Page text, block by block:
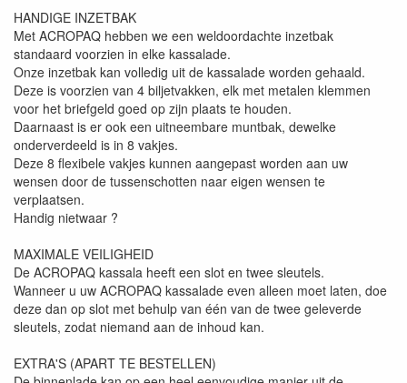
HANDIGE INZETBAK
Met ACROPAQ hebben we een weldoordachte inzetbak
standaard voorzien in elke kassalade.
Onze inzetbak kan volledig uit de kassalade worden gehaald.
Deze is voorzien van 4 biljetvakken, elk met metalen klemmen
voor het briefgeld goed op zijn plaats te houden.
Daarnaast is er ook een uitneembare muntbak, dewelke
onderverdeeld is in 8 vakjes.
Deze 8 flexibele vakjes kunnen aangepast worden aan uw
wensen door de tussenschotten naar eigen wensen te
verplaatsen.
Handig nietwaar ?
MAXIMALE VEILIGHEID
De ACROPAQ kassala heeft een slot en twee sleutels.
Wanneer u uw ACROPAQ kassalade even alleen moet laten, doe
deze dan op slot met behulp van één van de twee geleverde
sleutels, zodat niemand aan de inhoud kan.
EXTRA'S (APART TE BESTELLEN)